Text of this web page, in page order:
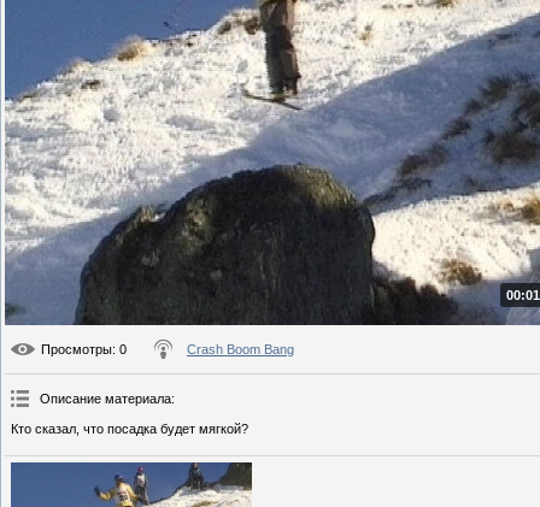
Просмотры: 0 Crash Boom Bang
Описание материала:
Кто сказал, что посадка будет мягкой?